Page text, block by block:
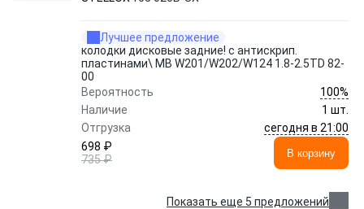
Лучшее предложение
колодки дисковые задние! с антискрип.
пластинами\ MB W201/W202/W124 1.8-2.5TD 82-
00
Вероятность
100%
Наличие
1 шт.
Отгрузка
сегодня в 21:00
698 ₽
735 ₽
В корзину
Показать еще 5 предложений